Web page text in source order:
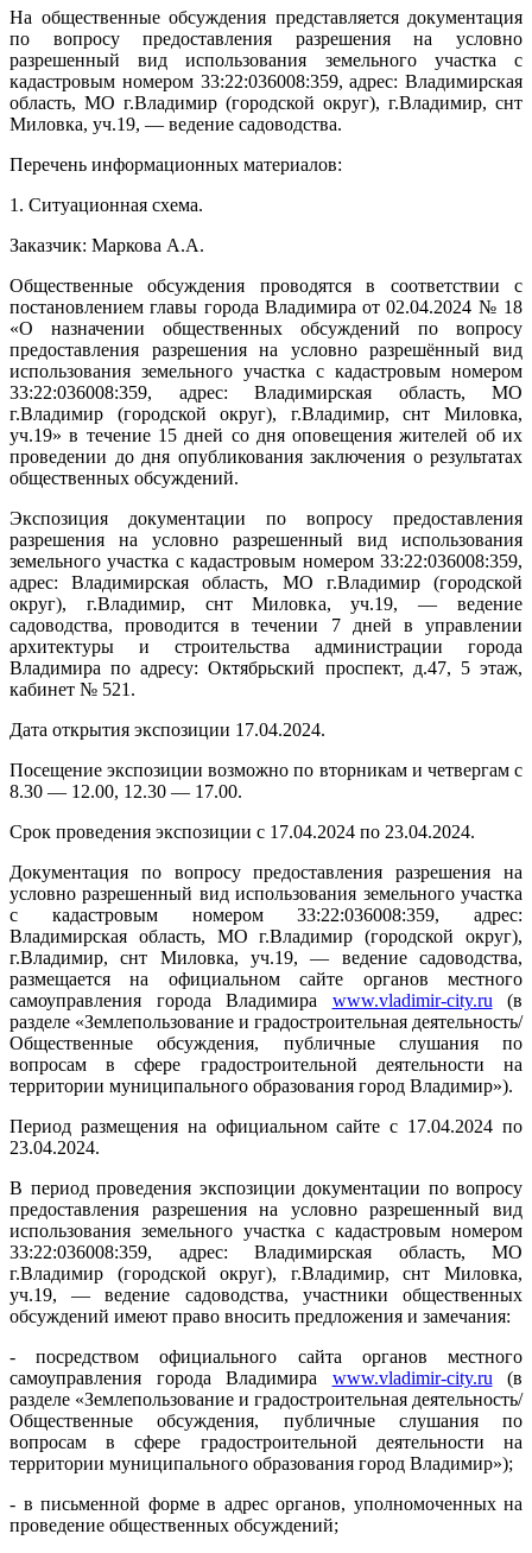
На общественные обсуждения представляется документация
по вопросу предоставления разрешения на условно
разрешенный вид использования земельного участка с
кадастровым номером 33:22:036008:359, адрес: Владимирская
область, МО г.Владимир (городской округ), г.Владимир, снт
Миловка, уч.19, — ведение садоводства.
Перечень информационных материалов:
1. Ситуационная схема.
Заказчик: Маркова А.А.
Общественные обсуждения проводятся в соответствии с
постановлением главы города Владимира от 02.04.2024 № 18
«О назначении общественных обсуждений по вопросу
предоставления разрешения на условно разрешённый вид
использования земельного участка с кадастровым номером
33:22:036008:359, адрес: Владимирская область, МО
г.Владимир (городской округ), г.Владимир, снт Миловка,
уч.19» в течение 15 дней со дня оповещения жителей об их
проведении до дня опубликования заключения о результатах
общественных обсуждений.
Экспозиция документации по вопросу предоставления
разрешения на условно разрешенный вид использования
земельного участка с кадастровым номером 33:22:036008:359,
адрес: Владимирская область, МО г.Владимир (городской
округ), г.Владимир, снт Миловка, уч.19, — ведение
садоводства, проводится в течении 7 дней в управлении
архитектуры и строительства администрации города
Владимира по адресу: Октябрьский проспект, д.47, 5 этаж,
кабинет № 521.
Дата открытия экспозиции 17.04.2024.
Посещение экспозиции возможно по вторникам и четвергам с
8.30 — 12.00, 12.30 — 17.00.
Срок проведения экспозиции с 17.04.2024 по 23.04.2024.
Документация по вопросу предоставления разрешения на
условно разрешенный вид использования земельного участка
с кадастровым номером 33:22:036008:359, адрес:
Владимирская область, МО г.Владимир (городской округ),
г.Владимир, снт Миловка, уч.19, — ведение садоводства,
размещается на официальном сайте органов местного
самоуправления города Владимира www.vladimir-city.ru (в
разделе «Землепользование и градостроительная деятельность/
Общественные обсуждения, публичные слушания по
вопросам в сфере градостроительной деятельности на
территории муниципального образования город Владимир»).
Период размещения на официальном сайте с 17.04.2024 по
23.04.2024.
В период проведения экспозиции документации по вопросу
предоставления разрешения на условно разрешенный вид
использования земельного участка с кадастровым номером
33:22:036008:359, адрес: Владимирская область, МО
г.Владимир (городской округ), г.Владимир, снт Миловка,
уч.19, — ведение садоводства, участники общественных
обсуждений имеют право вносить предложения и замечания:
- посредством официального сайта органов местного
самоуправления города Владимира www.vladimir-city.ru (в
разделе «Землепользование и градостроительная деятельность/
Общественные обсуждения, публичные слушания по
вопросам в сфере градостроительной деятельности на
территории муниципального образования город Владимир»);
- в письменной форме в адрес органов, уполномоченных на
проведение общественных обсуждений;